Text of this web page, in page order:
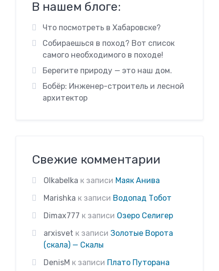
В нашем блоге:
Что посмотреть в Хабаровске?
Собираешься в поход? Вот список
самого необходимого в походе!
Берегите природу — это наш дом.
Бобёр: Инженер-строитель и лесной
архитектор
Свежие комментарии
Olkabelka к записи Маяк Анива
Marishka к записи Водопад Тобот
Dimax777 к записи Озеро Селигер
arxisvet к записи Золотые Ворота
(скала) — Скалы
DenisM к записи Плато Путорана